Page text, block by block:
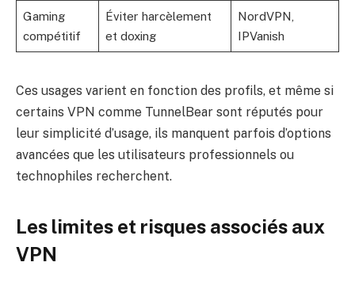
Gaming
compétitif
Éviter harcèlement
et doxing
NordVPN,
IPVanish
Ces usages varient en fonction des profils, et même si
certains VPN comme TunnelBear sont réputés pour
leur simplicité d’usage, ils manquent parfois d’options
avancées que les utilisateurs professionnels ou
technophiles recherchent.
Les limites et risques associés aux
VPN